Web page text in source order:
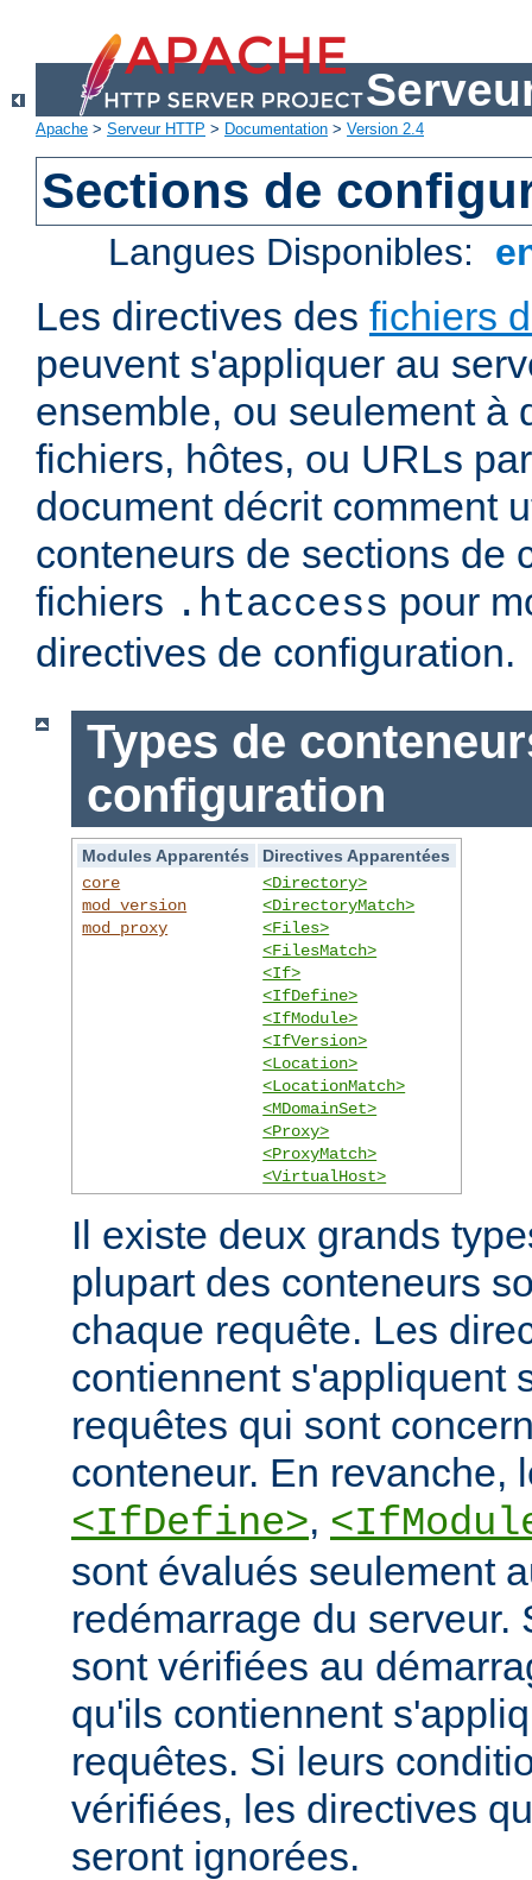
Apache > Serveur HTTP > Documentation > Version 2.4
Sections de
Langues Disponibles:
Les directives des fichiers
peuvent s'appliquer au
ensemble, ou seulement à
fichiers, hôtes, ou URLs
document décrit comment
conteneurs de sections de
fichiers .htaccess pour
directives de configuration.
Types de
configuration
Modules Apparentés
Directives Apparentées
core
mod_version
mod_proxy
<Directory>
<DirectoryMatch>
<Files>
<FilesMatch>
<If>
<IfDefine>
<IfModule>
<IfVersion>
<Location>
<LocationMatch>
<MDomainSet>
<Proxy>
<ProxyMatch>
<VirtualHost>
Il existe deux grands
plupart des conteneurs
chaque requête. Les
contiennent s'appliquent
requêtes qui sont
conteneur. En revanche,
<IfDefine>,
sont évalués seulement
redémarrage du serveur.
sont vérifiées au
qu'ils contiennent
requêtes. Si leurs
vérifiées, les directives
seront ignorées.